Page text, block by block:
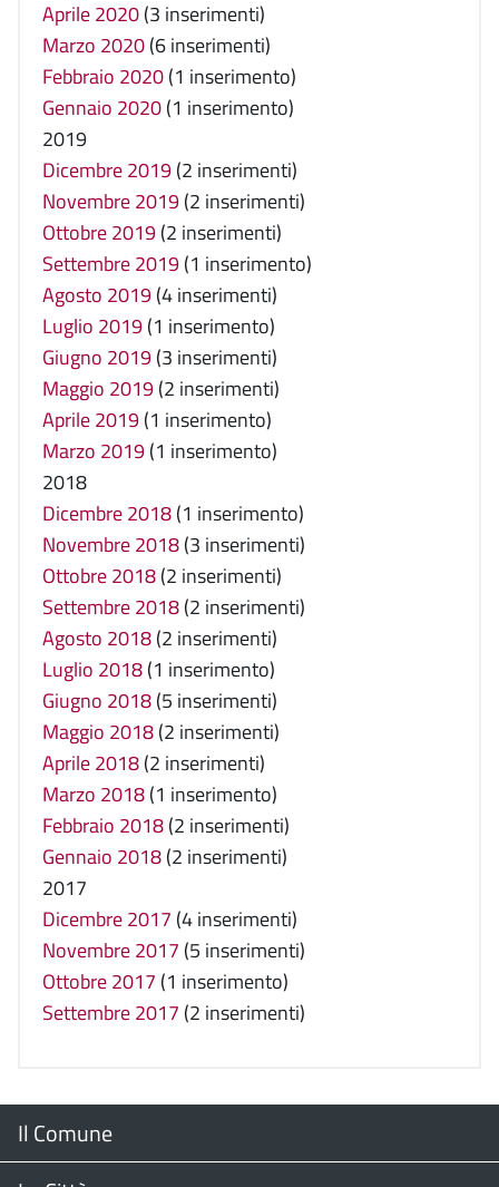
Aprile 2020(3 inserimenti)
Marzo 2020(6 inserimenti)
Febbraio 2020(1 inserimento)
Gennaio 2020(1 inserimento)
2019
Dicembre 2019(2 inserimenti)
Novembre 2019(2 inserimenti)
Ottobre 2019(2 inserimenti)
Settembre 2019(1 inserimento)
Agosto 2019(4 inserimenti)
Luglio 2019(1 inserimento)
Giugno 2019(3 inserimenti)
Maggio 2019(2 inserimenti)
Aprile 2019(1 inserimento)
Marzo 2019(1 inserimento)
2018
Dicembre 2018(1 inserimento)
Novembre 2018(3 inserimenti)
Ottobre 2018(2 inserimenti)
Settembre 2018(2 inserimenti)
Agosto 2018(2 inserimenti)
Luglio 2018(1 inserimento)
Giugno 2018(5 inserimenti)
Maggio 2018(2 inserimenti)
Aprile 2018(2 inserimenti)
Marzo 2018(1 inserimento)
Febbraio 2018(2 inserimenti)
Gennaio 2018(2 inserimenti)
2017
Dicembre 2017 (4 inserimenti)
Novembre 2017 (5 inserimenti)
Ottobre 2017 (1 inserimento)
Settembre 2017 (2 inserimenti)
Menu
Il Comune